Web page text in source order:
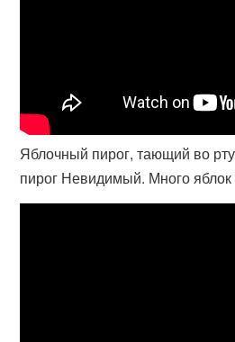
Яблочный пирог, тающий во
пирог Невидимый. Много яблок